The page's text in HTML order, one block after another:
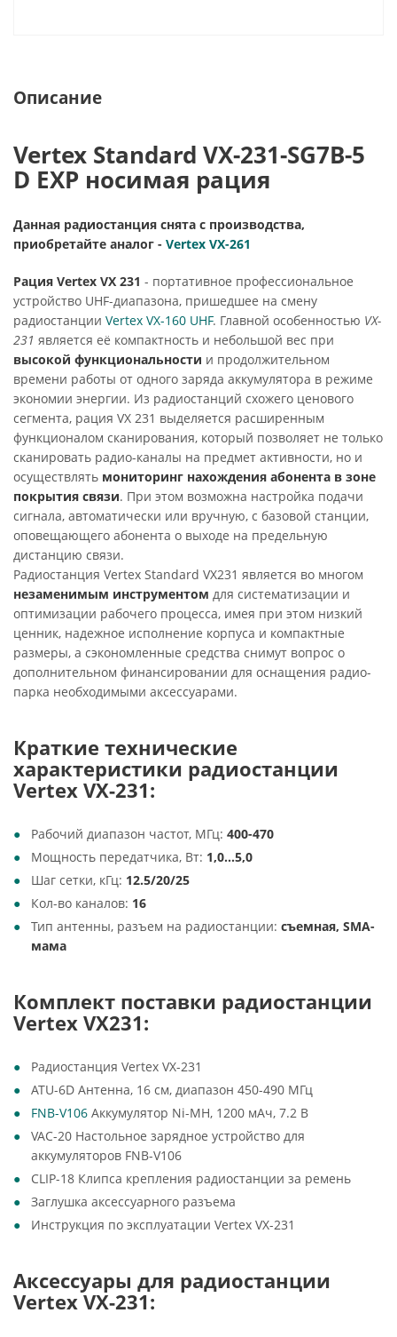
Описание
Vertex Standard VX-231-SG7B-5
D EXP носимая рация
Данная радиостанция снята с производства,
приобретайте аналог - Vertex VX-261
Рация Vertex VX 231 - портативное профессиональное
устройство UHF-диапазона, пришедшее на смену
радиостанции Vertex VX-160 UHF. Главной особенностью VX-
231 является её компактность и небольшой вес при
высокой функциональности и продолжительном
времени работы от одного заряда аккумулятора в режиме
экономии энергии. Из радиостанций схожего ценового
сегмента, рация VX 231 выделяется расширенным
функционалом сканирования, который позволяет не только
сканировать радио-каналы на предмет активности, но и
осуществлять мониторинг нахождения абонента в зоне
покрытия связи. При этом возможна настройка подачи
сигнала, автоматически или вручную, с базовой станции,
оповещающего абонента о выходе на предельную
дистанцию связи.
Радиостанция Vertex Standard VX231 является во многом
незаменимым инструментом для систематизации и
оптимизации рабочего процесса, имея при этом низкий
ценник, надежное исполнение корпуса и компактные
размеры, а сэкономленные средства снимут вопрос о
дополнительном финансировании для оснащения радио-
парка необходимыми аксессуарами.
Краткие технические
характеристики радиостанции
Vertex VX-231:
Рабочий диапазон частот, МГц: 400-470
Мощность передатчика, Вт: 1,0...5,0
Шаг сетки, кГц: 12.5/20/25
Кол-во каналов: 16
Тип антенны, разъем на радиостанции: съемная, SMA-
мама
Комплект поставки радиостанции
Vertex VX231:
Радиостанция Vertex VX-231
ATU-6D Антенна, 16 см, диапазон 450-490 МГц
FNB-V106 Аккумулятор Ni-MH, 1200 мАч, 7.2 В
VAC-20 Настольное зарядное устройство для
аккумуляторов FNB-V106
CLIP-18 Клипса крепления радиостанции за ремень
Заглушка аксессуарного разъема
Инструкция по эксплуатации Vertex VX-231
Аксессуары для радиостанции
Vertex VX-231: